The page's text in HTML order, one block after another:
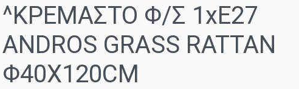
^ΚΡΕΜΑΣΤΟ Φ/Σ 1xE27
ANDROS GRASS RATTAN
Φ40Χ120CM